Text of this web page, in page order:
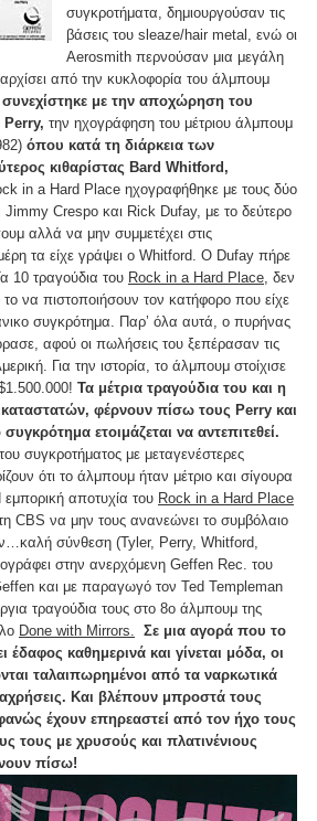
συγκροτήματα, δημιουργούσαν τις
βάσεις του sleaze/hair metal, ενώ οι
Aerosmith περνούσαν μια μεγάλη
από την κυκλοφορία του άλμπουμ
συνεχίστηκε με την αποχώρηση του
Perry, την ηχογράφηση του μέτριου άλμπουμ
όπου κατά τη διάρκεια των
κιθαρίστας Bard Whitford,
in a Hard Place ηχογραφήθηκε με τους δύο
Jimmy Crespo και Rick Dufay, με το δεύτερο
αλλά να μην συμμετέχει στις
τα είχε γράψει ο Whitford. Ο Dufay πήρε
10 τραγούδια του Rock in a Hard Place , δεν
να πιστοποιήσουν τον κατήφορο που είχε
συγκρότημα. Παρ’ όλα αυτά, ο πυρήνας
αφού οι πωλήσεις του ξεπέρασαν τις
Για την ιστορία, το άλμπουμ στοίχισε
Τα μέτρια τραγούδια του και η
φέρνουν πίσω τους Perry και
ετοιμάζεται να αντεπιτεθεί.
συγκροτήματος με μεταγενέστερες
ότι το άλμπουμ ήταν μέτριο και σίγουρα
αποτυχία του Rock in a Hard Place
CBS να μην τους ανανεώνει το συμβόλαιο
σύνθεση (Tyler, Perry, Whitford,
στην ανερχόμενη Geffen Rec. του
και με παραγωγό τον Ted Templeman
τραγούδια τους στο 8ο άλμπουμ της
Done with Mirrors.
Σε μια αγορά που το
έδαφος καθημερινά και γίνεται μόδα, οι
ταλαιπωρημένοι από τα ναρκωτικά
Και βλέπουν μπροστά τους
έχουν επηρεαστεί από τον ήχο τους
τους με χρυσούς και πλατινένιους
πίσω!